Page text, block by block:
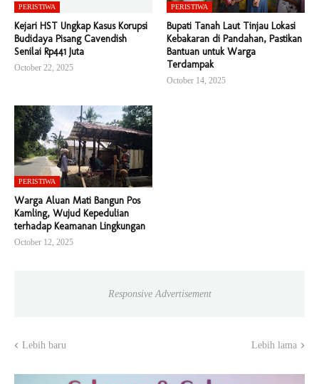
PERISTIWA
Kejari HST Ungkap Kasus Korupsi
Budidaya Pisang Cavendish
Senilai Rp441 Juta
October 22, 2025
PERISTIWA
Bupati Tanah Laut Tinjau Lokasi
Kebakaran di Pandahan, Pastikan
Bantuan untuk Warga
Terdampak
October 14, 2025
PERISTIWA
Warga Aluan Mati Bangun Pos
Kamling, Wujud Kepedulian
terhadap Keamanan Lingkungan
October 12, 2025
Responsive Advertisement
Lebih baru Lebih lama